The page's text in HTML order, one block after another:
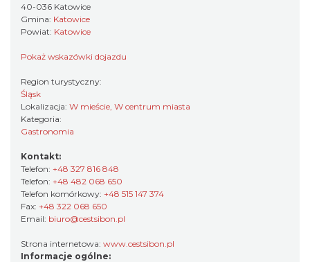
40-036 Katowice
Gmina: Katowice
Powiat: Katowice
Pokaż wskazówki dojazdu
Region turystyczny:
Śląsk
Lokalizacja: W mieście, W centrum miasta
Kategoria:
Gastronomia
Kontakt:
Telefon: +48 327 816 848
Telefon: +48 482 068 650
Telefon komórkowy: +48 515 147 374
Fax: +48 322 068 650
Email: biuro@cestsibon.pl
Strona internetowa: www.cestsibon.pl
Informacje ogólne: